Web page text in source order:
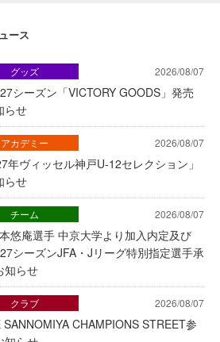
ース
2026/08/07
シーズン「VICTORY GOODS」発売
らせ
グッズ
2026/08/07
年ヴィッセル神戸U-12セレクション」
らせ
アカデミー
2026/08/07
悠庵選手 中京大学より加入内定及び
シーズンJFA・Jリーグ特別指定選手承
知らせ
チーム
2026/08/07
SANNOMIYA CHAMPIONS STREET参
クラブ